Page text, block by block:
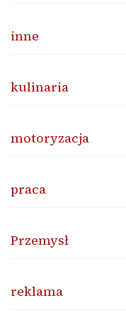
inne
kulinaria
motoryzacja
praca
Przemysł
reklama